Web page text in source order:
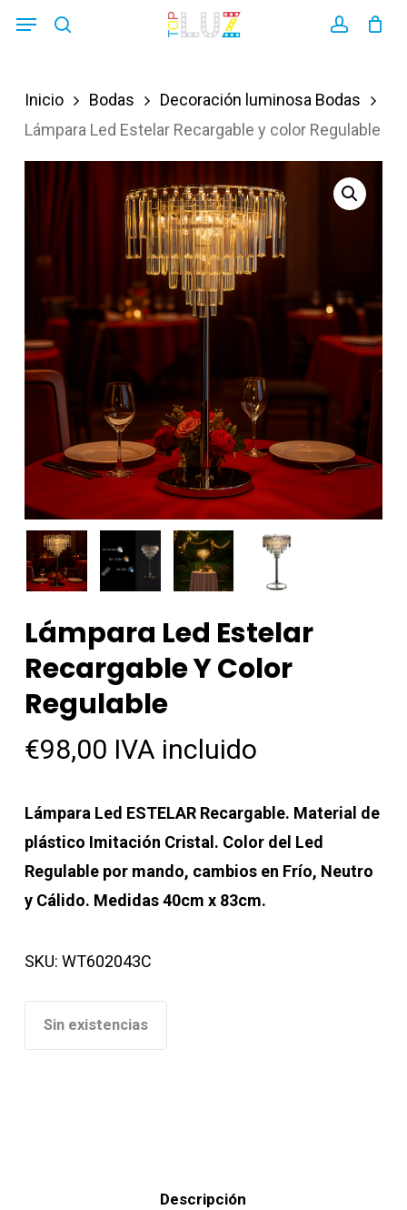
content
Menu
Inicio Bodas
Decoración luminosa Bodas
Lámpara Led Estelar Recargable y color Regulable
Lámpara Led Estelar
Recargable Y Color
Regulable
€98,00 IVA incluido
Lámpara Led ESTELAR Recargable. Material de
plástico Imitación Cristal. Color del Led
Regulable por mando, cambios en Frío, Neutro
y Cálido. Medidas 40cm x 83cm.
SKU: WT602043C
Sin existencias
Descripción